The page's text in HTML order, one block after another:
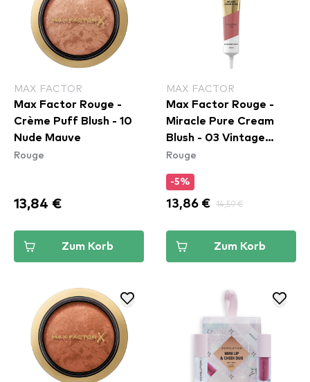
MAX FACTOR
Max Factor Rouge -
Crème Puff Blush - 10
Nude Mauve
Rouge
13,84 €
Zum Korb
MAX FACTOR
Max Factor Rouge -
Miracle Pure Cream
Blush - 03 Vintage
Peony
Rouge
-5%
13,86 € 14,59 €
Zum Korb